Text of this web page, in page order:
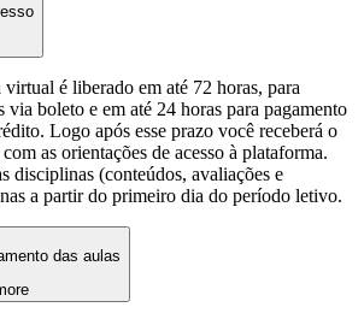
é liberado em até 72 horas, para
via boleto e em até 24 horas para pagamento
Logo após esse prazo você receberá o
as orientações de acesso à plataforma.
disciplinas (conteúdos, avaliações e
a partir do primeiro dia do período letivo.
das aulas